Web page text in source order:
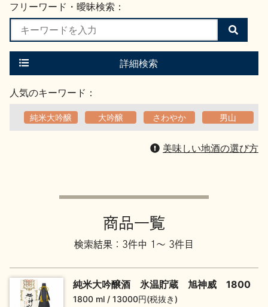
お楽しみコンテンツ
歳時記 地酒蔵元会検定
地酒小説
フリーワード・曖昧検索：
検
索
す
詳細検索
人気のキーワード：
純米大吟醸 大吟醸 さわやか 男山
美味しい地酒の選び方
商品一覧
検索結果：3件中 1～ 3件目
純米大吟醸酒 氷温貯蔵 旭神威 1800
1800 ml
13000円(税抜き)